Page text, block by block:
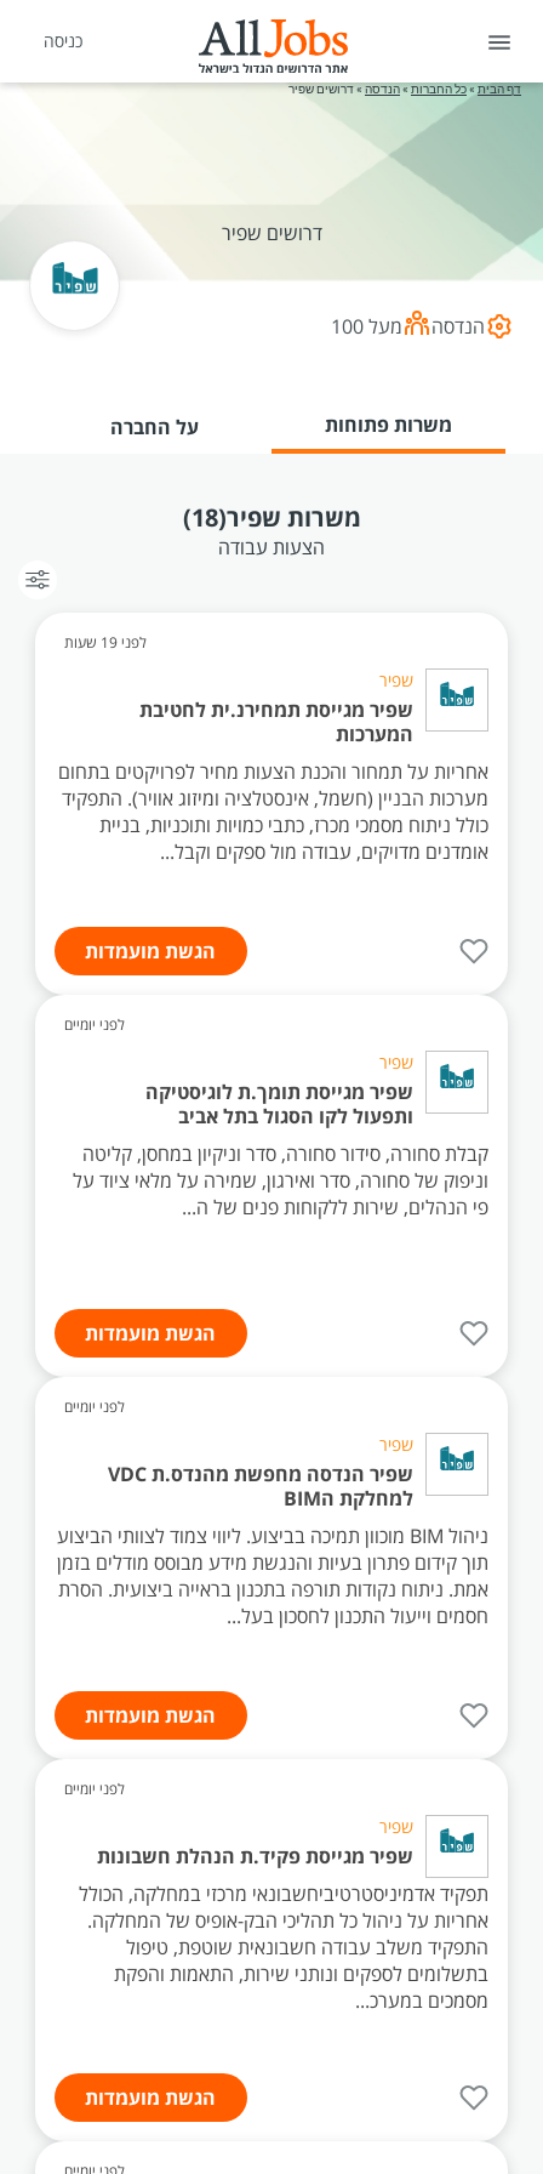
כניסה
דף הבית »כל החברות »הנדסה »דרושים שפיר
דרושים שפיר
הנדסה מעל 100
משרות פתוחות על החברה
משרות שפיר(18)
הצעות עבודה
לפני 19 שעות
שפיר
שפיר מגייסת תמחירנ.ית לחטיבת
המערכות
אחריות על תמחור והכנת הצעות מחיר לפרויקטים בתחום
מערכות הבניין (חשמל, אינסטלציה ומיזוג אוויר). התפקיד
כולל ניתוח מסמכי מכרז, כתבי כמויות ותוכניות, בניית
אומדנים מדויקים, עבודה מול ספקים וקבל...
הגשת מועמדות
לפני יומיים
שפיר
שפיר מגייסת תומך.ת לוגיסטיקה
ותפעול לקו הסגול בתל אביב
קבלת סחורה, סידור סחורה, סדר וניקיון במחסן, קליטה
וניפוק של סחורה, סדר ואירגון, שמירה על מלאי ציוד על
פי הנהלים, שירות ללקוחות פנים של ה...
הגשת מועמדות
לפני יומיים
שפיר
שפיר הנדסה מחפשת מהנדס.ת VDC
למחלקת הBIM
ניהול BIM מוכוון תמיכה בביצוע. ליווי צמוד לצוותי הביצוע
תוך קידום פתרון בעיות והנגשת מידע מבוסס מודלים בזמן
אמת. ניתוח נקודות תורפה בתכנון בראייה ביצועית. הסרת
חסמים וייעול התכנון לחסכון בעל...
הגשת מועמדות
לפני יומיים
שפיר
שפיר מגייסת פקיד.ת הנהלת חשבונות
תפקיד אדמיניסטרטיביחשבונאי מרכזי במחלקה, הכולל
אחריות על ניהול כל תהליכי הבק-אופיס של המחלקה.
התפקיד משלב עבודה חשבונאית שוטפת, טיפול
בתשלומים לספקים ונותני שירות, התאמות והפקת
מסמכים במערכ...
הגשת מועמדות